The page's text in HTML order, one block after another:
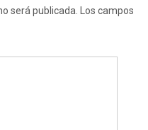
será publicada.
Los campos